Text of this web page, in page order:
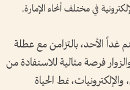
في مختلف أنحاء الإمارة.
تستمر 5 أيام، وتختتم غداً الأحد، بالتزامن مع عطلة
فرصة مثالية للاستفادة من
نمط الحياة